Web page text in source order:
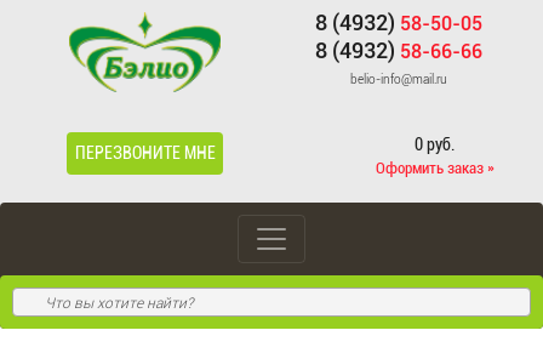
8 (4932) 58-50-05
8 (4932) 58-66-66
belio-info@mail.ru
ПЕРЕЗВОНИТЕ МНЕ 0 руб.
Оформить заказ »